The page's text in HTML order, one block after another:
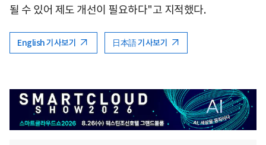
될 수 있어 제도 개선이 필요하다"고 지적했다.
English 기사보기 日本語 기사보기